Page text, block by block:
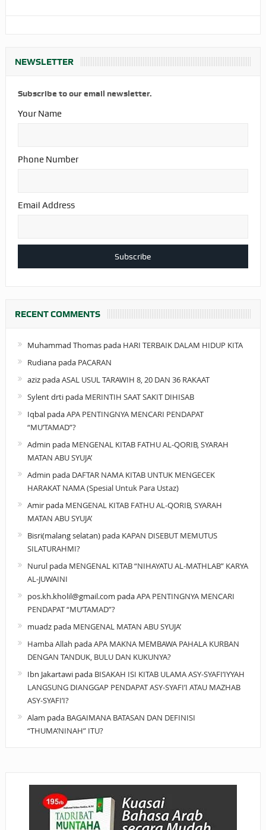
NEWSLETTER
Subscribe to our email newsletter.
Your Name
Phone Number
Email Address
RECENT COMMENTS
Muhammad Thomaspada HARI TERBAIK DALAM HIDUP KITA
Rudianapada PACARAN
azizpadaASAL USUL TARAWIH 8, 20 DAN 36 RAKAAT
Sylent drtipada MERINTIH SAAT SAKIT DIHISAB
IqbalpadaAPA PENTINGNYA MENCARI PENDAPAT
“MU’TAMAD”?
Admin pada MENGENAL KITAB FATHU AL-QORIB, SYARAH
MATAN ABU SYUJA’
Admin pada DAFTAR NAMA KITAB UNTUK MENGECEK
HARAKAT NAMA (Spesial Untuk Para Ustaz)
Amirpada MENGENAL KITAB FATHU AL-QORIB, SYARAH
MATAN ABU SYUJA’
Bisri(malang selatan)pada KAPAN DISEBUT MEMUTUS
SILATURAHMI?
Nurulpada MENGENAL KITAB “NIHAYATU AL-MATHLAB” KARYA
AL-JUWAINI
pos.kh.kholil@gmail.com padaAPA PENTINGNYA MENCARI
PENDAPAT “MU’TAMAD”?
muadzpada MENGENAL MATAN ABU SYUJA’
Hamba Allah padaAPA MAKNA MEMBAWA PAHALA KURBAN
DENGAN TANDUK, BULU DAN KUKUNYA?
Ibn Jakartawipada BISAKAH ISI KITAB ULAMA ASY-SYAFI’IYYAH
LANGSUNG DIANGGAP PENDAPAT ASY-SYAFI’I ATAU MAZHAB
ASY-SYAFI’I?
Alam pada BAGAIMANA BATASAN DAN DEFINISI
“THUMA’NINAH” ITU?